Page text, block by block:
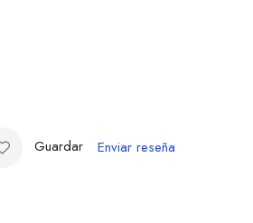
Guardar Enviar reseña